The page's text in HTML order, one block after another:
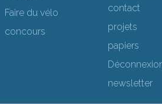
Faire du vélo
concours
contact
projets
papiers
newsletter